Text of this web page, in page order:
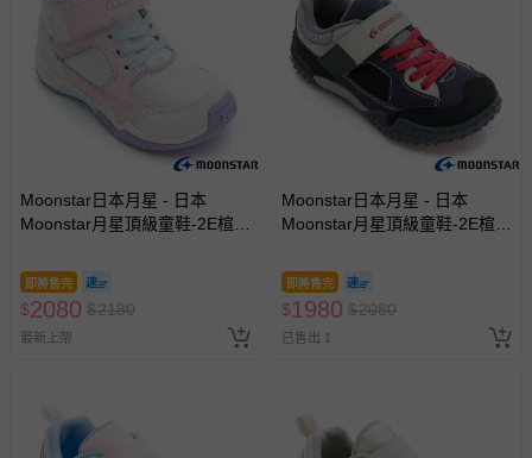
Moonstar日本月星 - 日本
Moonstar月星頂級童鞋-2E楦-
機能鞋-粉白-15~21cm
即將售完
$2080 $2180
最新上架
Moonstar日本月星 - 日本
Moonstar月星頂級童鞋-2E楦-
機能鞋-深藍-15~21cm
即將售完
$1980 $2080
已售出 1